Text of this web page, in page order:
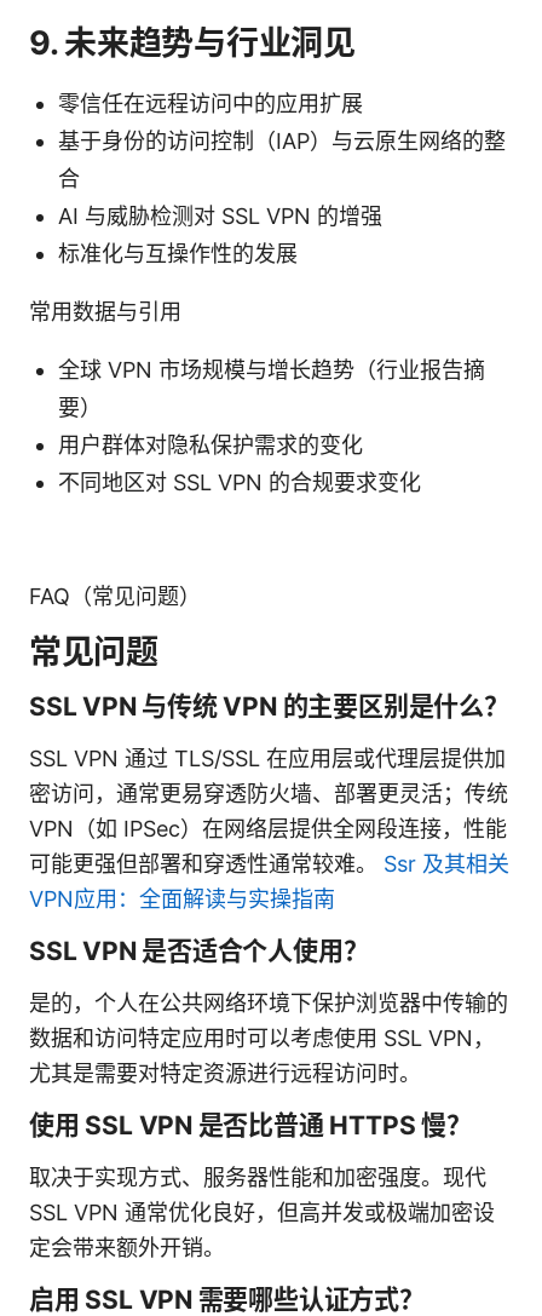
9. 未来趋势与行业洞见
零信任在远程访问中的应用扩展
基于身份的访问控制（IAP）与云原生网络的整
合
AI 与威胁检测对 SSL VPN 的增强
标准化与互操作性的发展
常用数据与引用
全球 VPN 市场规模与增长趋势（行业报告摘
要）
用户群体对隐私保护需求的变化
不同地区对 SSL VPN 的合规要求变化
FAQ（常见问题）
常见问题
SSL VPN 与传统 VPN 的主要区别是什么？
SSL VPN 通过 TLS/SSL 在应用层或代理层提供加
密访问，通常更易穿透防火墙、部署更灵活；传统
VPN（如 IPSec）在网络层提供全网段连接，性能
可能更强但部署和穿透性通常较难。 Ssr 及其相关
VPN应用：全面解读与实操指南
SSL VPN 是否适合个人使用？
是的，个人在公共网络环境下保护浏览器中传输的
数据和访问特定应用时可以考虑使用 SSL VPN，
尤其是需要对特定资源进行远程访问时。
使用 SSL VPN 是否比普通 HTTPS 慢？
取决于实现方式、服务器性能和加密强度。现代
SSL VPN 通常优化良好，但高并发或极端加密设
定会带来额外开销。
启用 SSL VPN 需要哪些认证方式？